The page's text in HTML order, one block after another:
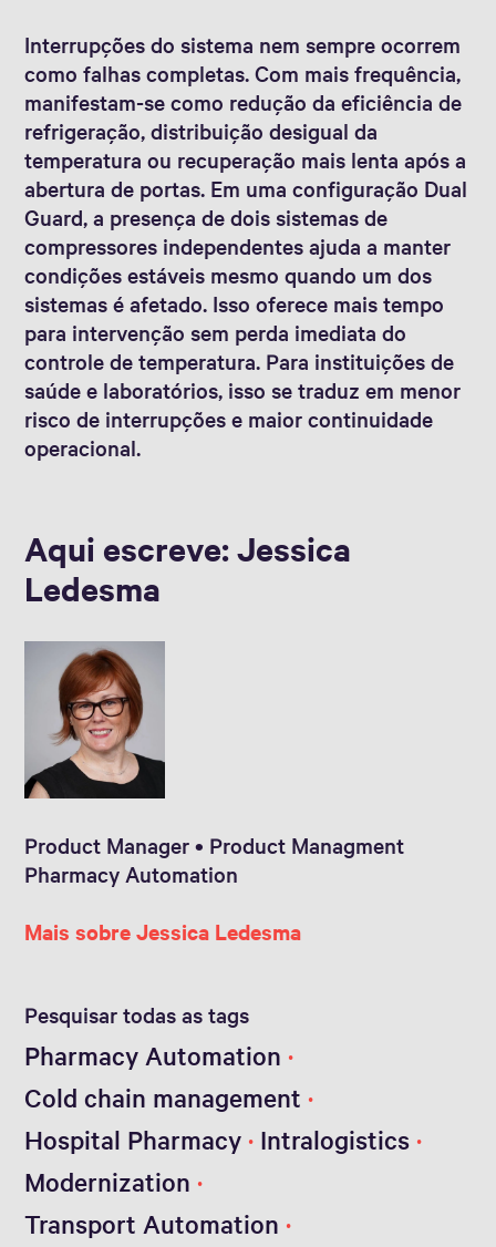
Interrupções do sistema nem sempre ocorrem
como falhas completas. Com mais frequência,
manifestam-se como redução da eficiência de
refrigeração, distribuição desigual da
temperatura ou recuperação mais lenta após a
abertura de portas. Em uma configuração Dual
Guard, a presença de dois sistemas de
compressores independentes ajuda a manter
condições estáveis mesmo quando um dos
sistemas é afetado. Isso oferece mais tempo
para intervenção sem perda imediata do
controle de temperatura. Para instituições de
saúde e laboratórios, isso se traduz em menor
risco de interrupções e maior continuidade
operacional.
Aqui escreve: Jessica
Ledesma
Product Manager • Product Managment
Pharmacy Automation
Mais sobre Jessica Ledesma
Pesquisar todas as tags
Pharmacy Automation
Cold chain management
Hospital Pharmacy Intralogistics
Modernization
Transport Automation